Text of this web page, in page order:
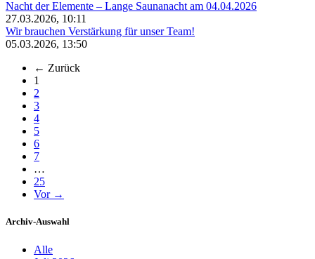
Nacht der Elemente – Lange Saunanacht am 04.04.2026
27.03.2026, 10:11
Wir brauchen Verstärkung für unser Team!
05.03.2026, 13:50
← Zurück
1
2
3
4
5
6
7
…
25
Vor →
Archiv-Auswahl
Alle